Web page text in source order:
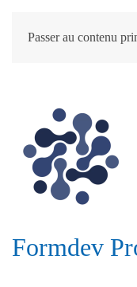
Passer au contenu
Formdev